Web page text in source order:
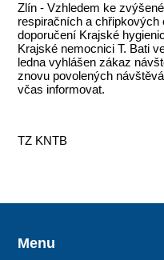
Zlín - Vzhledem ke
respiračních a chřipkových
doporučení Krajské
Krajské nemocnici T. Bati
ledna vyhlášen zákaz
znovu povolených
včas informovat.
TZ KNTB
Menu